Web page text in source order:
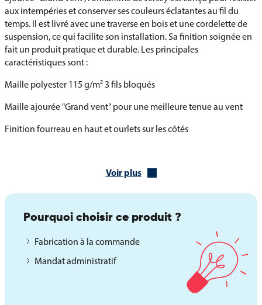
aux intempéries et conserver ses couleurs éclatantes au fil du
temps. Il est livré avec une traverse en bois et une cordelette de
suspension, ce qui facilite son installation. Sa finition soignée en
fait un produit pratique et durable. Les principales
caractéristiques sont :
Maille polyester 115 g/m² 3 fils bloqués
Maille ajourée "Grand vent" pour une meilleure tenue au vent
Finition fourreau en haut et ourlets sur les côtés
Finitions et personnalisation de l’oriflamme de
Jersey
L’oriflamme de Jersey est disponible en différentes finitions afin
de répondre à vos besoins esthétiques ou institutionnels. La
partie basse peut être proposée en queue de pie ou droite, et il
est également possible d’opter pour une fabrication sur mesure
avec une impression personnalisée pour y intégrer vos propres
Finition en queue de pie ou droite (au choix avant l’ajout au
Voir plus
Pourquoi choisir ce produit ?
Fabrication à la commande
Mandat administratif